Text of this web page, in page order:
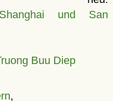
und San
Buu Diep
,